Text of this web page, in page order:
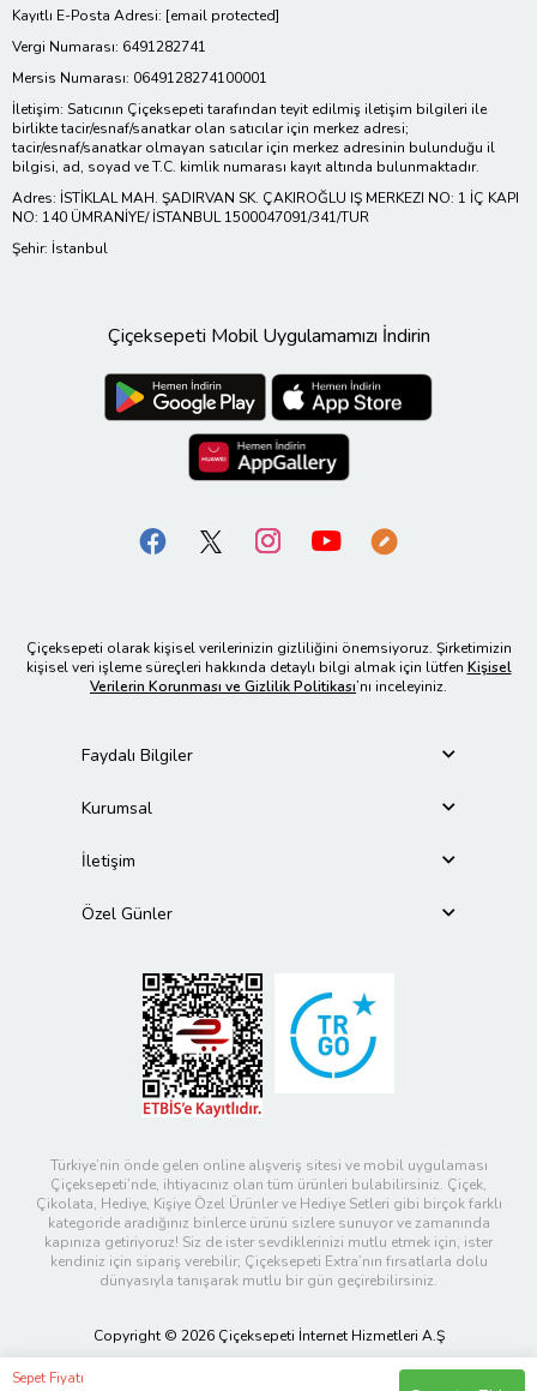
Sepet Fiyatı
Kayıtlı E-Posta Adresi: [email protected]
Vergi Numarası: 6491282741
Mersis Numarası: 0649128274100001
İletişim: Satıcının Çiçeksepeti tarafından teyit edilmiş iletişim bilgileri ile
birlikte tacir/esnaf/sanatkar olan satıcılar için merkez adresi;
tacir/esnaf/sanatkar olmayan satıcılar için merkez adresinin bulunduğu il
bilgisi, ad, soyad ve T.C. kimlik numarası kayıt altında bulunmaktadır.
Adres: İSTİKLAL MAH. ŞADIRVAN SK. ÇAKIROĞLU IŞ MERKEZI NO: 1 İÇ KAPI
NO: 140 ÜMRANİYE/ İSTANBUL 1500047091/341/TUR
Şehir: İstanbul
Çiçeksepeti Mobil Uygulamamızı İndirin
Çiçeksepeti olarak kişisel verilerinizin gizliliğini önemsiyoruz. Şirketimizin
kişisel veri işleme süreçleri hakkında detaylı bilgi almak için lütfen Kişisel
Verilerin Korunması ve Gizlilik Politikası’nı inceleyiniz.
Faydalı Bilgiler
Kurumsal
İletişim
Özel Günler
Türkiye’nin önde gelen online alışveriş sitesi ve mobil uygulaması
Çiçeksepeti’nde, ihtiyacınız olan tüm ürünleri bulabilirsiniz. Çiçek,
Çikolata, Hediye, Kişiye Özel Ürünler ve Hediye Setleri gibi birçok farklı
kategoride aradığınız binlerce ürünü sizlere sunuyor ve zamanında
kapınıza getiriyoruz! Siz de ister sevdiklerinizi mutlu etmek için, ister
kendiniz için sipariş verebilir; Çiçeksepeti Extra’nın fırsatlarla dolu
dünyasıyla tanışarak mutlu bir gün geçirebilirsiniz.
Copyright © 2026 Çiçeksepeti İnternet Hizmetleri A.Ş